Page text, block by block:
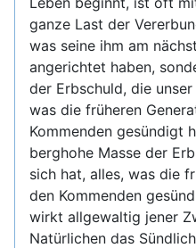
ganze Last der
was seine ihm am
angerichtet haben,
der Erbschuld, die
was die früheren
Kommenden gesündigt
berghohe Masse der
sich hat, alles, was die
den Kommenden
wirkt allgewaltig jener
Natürlichen das